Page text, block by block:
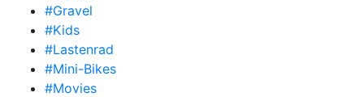
#Gravel
#Kids
#Lastenrad
#Mini-Bikes
#Movies